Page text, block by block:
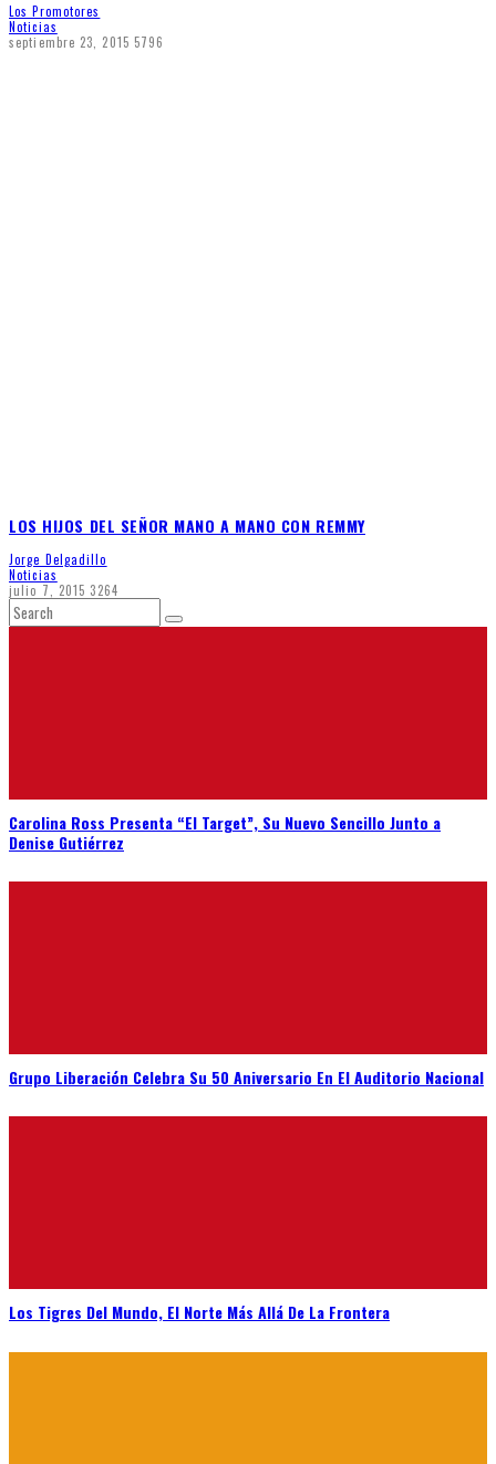
Los Promotores
Noticias
septiembre 23, 2015 5796
LOS HIJOS DEL SEÑOR MANO A MANO CON REMMY
Jorge Delgadillo
Noticias
julio 7, 2015 3264
Carolina Ross Presenta “El Target”, Su Nuevo Sencillo Junto a
Denise Gutiérrez
Grupo Liberación Celebra Su 50 Aniversario En El Auditorio Nacional
Los Tigres Del Mundo, El Norte Más Allá De La Frontera